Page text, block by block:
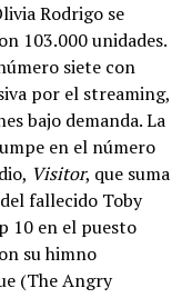
Rodrigo se
103.000 unidades.
siete con
por el streaming,
bajo demanda. La
en el número
Visitor, que suma
fallecido Toby
10 en el puesto
su himno
(The Angry